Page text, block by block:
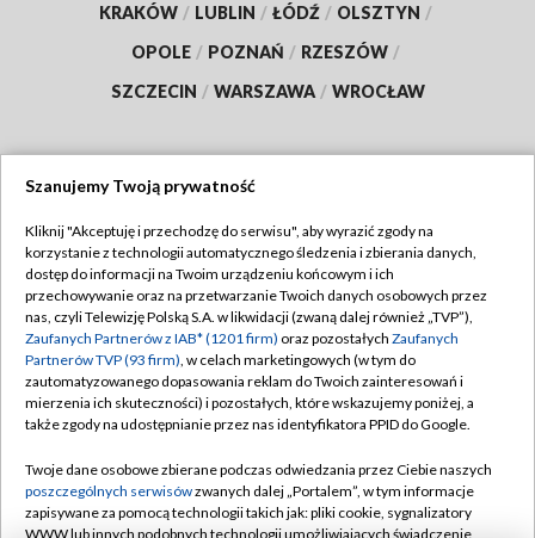
KRAKÓW / LUBLIN / ŁÓDŹ / OLSZTYN /
OPOLE / POZNAŃ / RZESZÓW /
SZCZECIN / WARSZAWA / WROCŁAW
TVP
Abonament TVP
Emisja w TVP
Centrum informacji TVP
Naziemna Telewizja Cyfrowa
Rada Programowa
System NOS
Regulamin TVP
Polityka prywatności
Moje zgody
Pomoc
Kontakt
Szanujemy Twoją prywatność
Kliknij "Akceptuję i przechodzę do serwisu", aby wyrazić zgody na
korzystanie z technologii automatycznego śledzenia i zbierania danych,
dostęp do informacji na Twoim urządzeniu końcowym i ich
przechowywanie oraz na przetwarzanie Twoich danych osobowych przez
nas, czyli Telewizję Polską S.A. w likwidacji (zwaną dalej również „TVP”),
Zaufanych Partnerów z IAB* (1201 firm) oraz pozostałych Zaufanych
Partnerów TVP (93 firm), w celach marketingowych (w tym do
zautomatyzowanego dopasowania reklam do Twoich zainteresowań i
mierzenia ich skuteczności) i pozostałych, które wskazujemy poniżej, a
także zgody na udostępnianie przez nas identyfikatora PPID do Google.
Twoje dane osobowe zbierane podczas odwiedzania przez Ciebie naszych
poszczególnych serwisówzwanych dalej „Portalem”, w tym informacje
zapisywane za pomocą technologii takich jak: pliki cookie, sygnalizatory
WWW lub innych podobnych technologii umożliwiających świadczenie